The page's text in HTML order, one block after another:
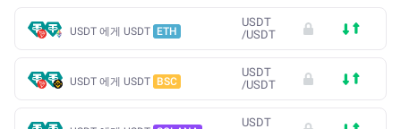
USDT 에게 USDT ETH
USDT
/USDT
USDT 에게 USDT BSC
USDT
/USDT
USDT